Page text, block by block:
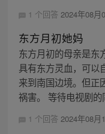
1 个回答 2024年08月
东方月初她妈
东方月初的母亲是东
具有东方灵血，可以
来到南国边境。但正
祸害。 等待电视剧
1 个回答 2024年08月